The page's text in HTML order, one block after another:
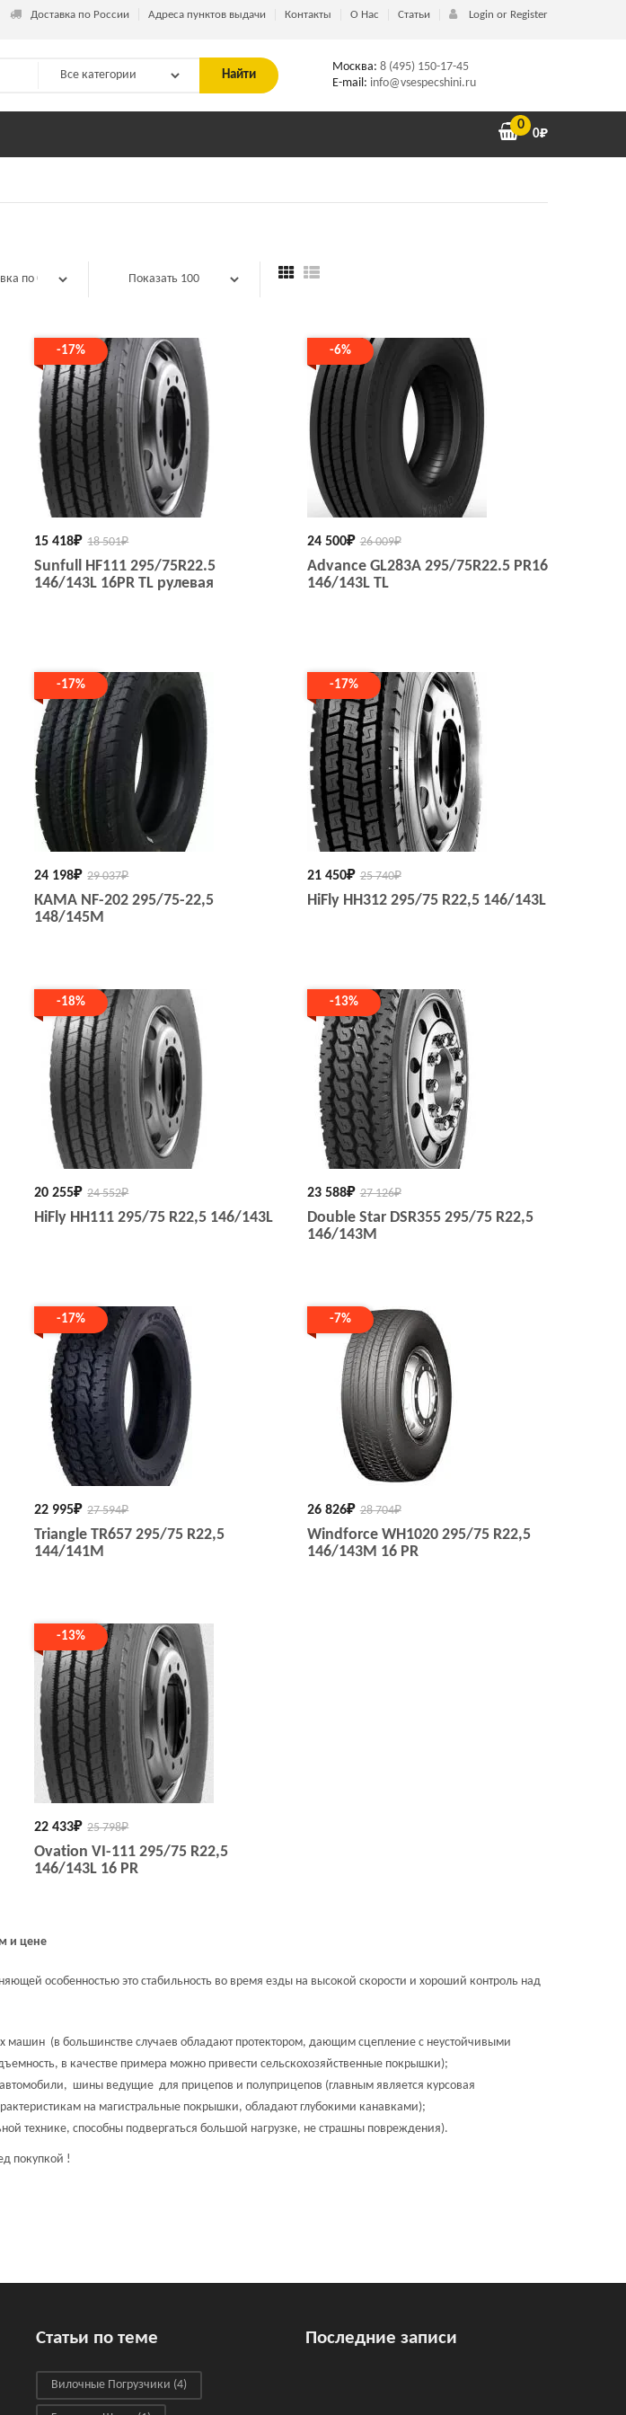
Доставка по России Адреса пунктов выдачи Контакты О Нас Статьи Login or Register
Найти
Москва: 8 (495) 150-17-45
E-mail: info@vsespecshini.ru
0
0₽
-17%
18 501₽
15 418₽
Sunfull HF111 295/75R22.5
146/143L 16PR TL рулевая
-6%
26 009₽
24 500₽
Advance GL283A 295/75R22.5 PR16
146/143L TL
-17%
29 037₽
24 198₽
КАМА NF-202 295/75-22,5
148/145M
-17%
25 740₽
21 450₽
HiFly HH312 295/75 R22,5 146/143L
-18%
24 552₽
20 255₽
HiFly HH111 295/75 R22,5 146/143L
-13%
27 126₽
23 588₽
Double Star DSR355 295/75 R22,5
146/143M
-17%
27 594₽
22 995₽
Triangle TR657 295/75 R22,5
144/141M
-7%
28 704₽
26 826₽
Windforce WH1020 295/75 R22,5
146/143M 16 PR
-13%
25 798₽
22 433₽
Ovation VI-111 295/75 R22,5
146/143L 16 PR
и цене
особенностью это стабильность во время езды на высокой скорости и хороший контроль над
машин (в большинстве случаев обладают протектором, дающим сцепление с неустойчивыми
в качестве примера можно привести сельскохозяйственные покрышки);
шины ведущие для прицепов и полуприцепов (главным является курсовая
на магистральные покрышки, обладают глубокими канавками);
технике, способны подвергаться большой нагрузке, не страшны повреждения).
покупкой !
Статьи по теме
Вилочные Погрузчики (4)
Последние записи